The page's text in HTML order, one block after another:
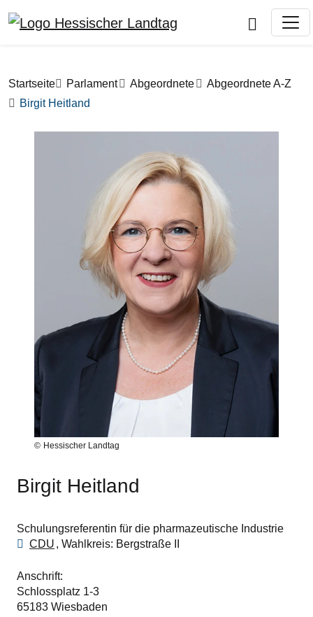
Pfadnavigation
Startseite Parlament Abgeordnete
Abgeordnete A-Z
Birgit Heitland
Hessischer Landtag
Birgit Heitland
Schulungsreferentin für die pharmazeutische Industrie
CDU
Wahlkreis Bergstraße II
Anschrift
Schlossplatz 1-3
65183 Wiesbaden